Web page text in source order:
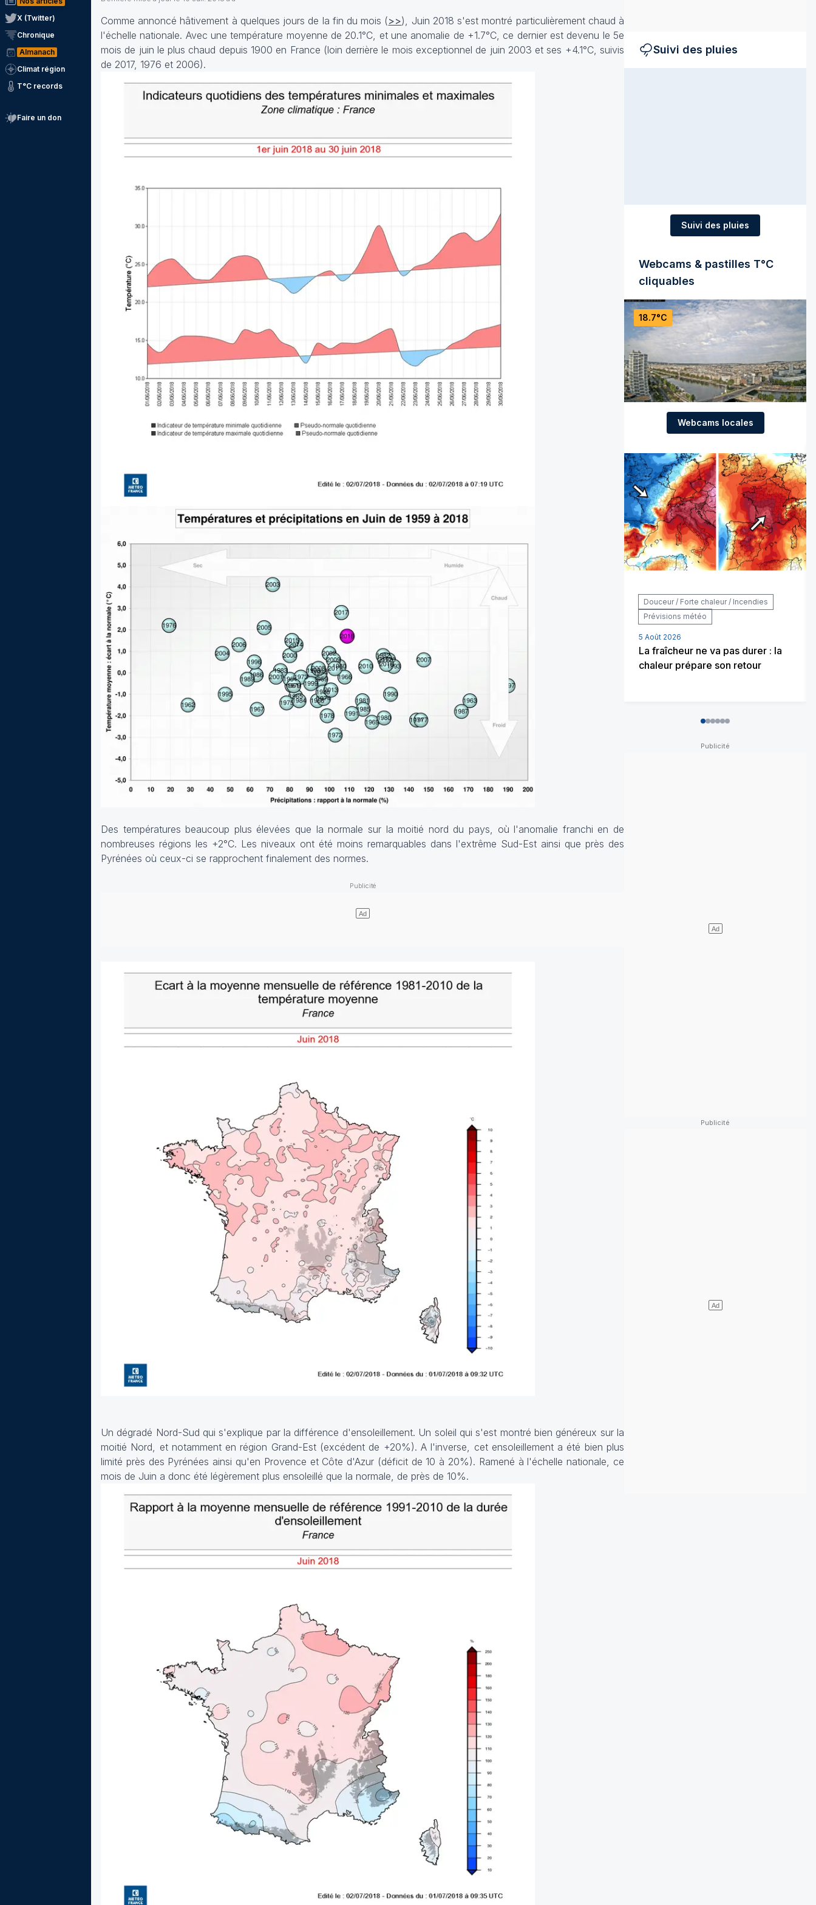
X (Twitter)
Chronique
Almanach
Climat région
T°C records
Faire un don
Comme annoncé hâtivement à quelques jours de la fin du mois (>>), Juin 2018 s'est montré particulièrement chaud à
l'échelle nationale. Avec une température moyenne de 20.1°C, et une anomalie de +1.7°C, ce dernier est devenu le 5e
mois de juin le plus chaud depuis 1900 en France (loin derrière le mois exceptionnel de juin 2003 et ses +4.1°C, suivis
de 2017, 1976 et 2006).
Des températures beaucoup plus élevées que la normale sur la moitié nord du pays, où l'anomalie franchi en de
nombreuses régions les +2°C. Les niveaux ont été moins remarquables dans l'extrême Sud-Est ainsi que près des
Pyrénées où ceux-ci se rapprochent finalement des normes.
Un dégradé Nord-Sud qui s'explique par la différence d'ensoleillement. Un soleil qui s'est montré bien généreux sur la
moitié Nord, et notamment en région Grand-Est (excédent de +20%). A l'inverse, cet ensoleillement a été bien plus
limité près des Pyrénées ainsi qu'en Provence et Côte d'Azur (déficit de 10 à 20%). Ramené à l'échelle nationale, ce
mois de Juin a donc été légèrement plus ensoleillé que la normale, de près de 10%.
Suivi des pluies
Suivi des pluies
Webcams & pastilles T°C
cliquables
18.7°C
Webcams locales
Douceur / Forte chaleur / Incendies
Prévisions météo
5 Août 2026
La fraîcheur ne va pas durer : la
chaleur prépare son retour
012345